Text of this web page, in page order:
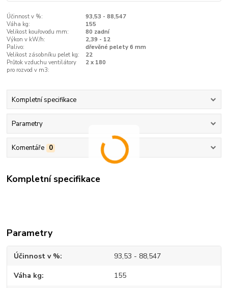
Účinnost v %:
93,53 - 88,547
Váha kg:
155
Velikost kouřovodu mm:
80 zadní
Výkon v kW/h:
2,39 - 12
Palivo:
dřevěné pelety 6 mm
Velikost zásobníku pelet kg:
22
Průtok vzduchu ventilátory
pro rozvod v m3:
2 x 180
Kompletní specifikace
Parametry
Komentáře 0
Kompletní specifikace
Parametry
Účinnost v % 93,53 - 88,547
Váha kg 155